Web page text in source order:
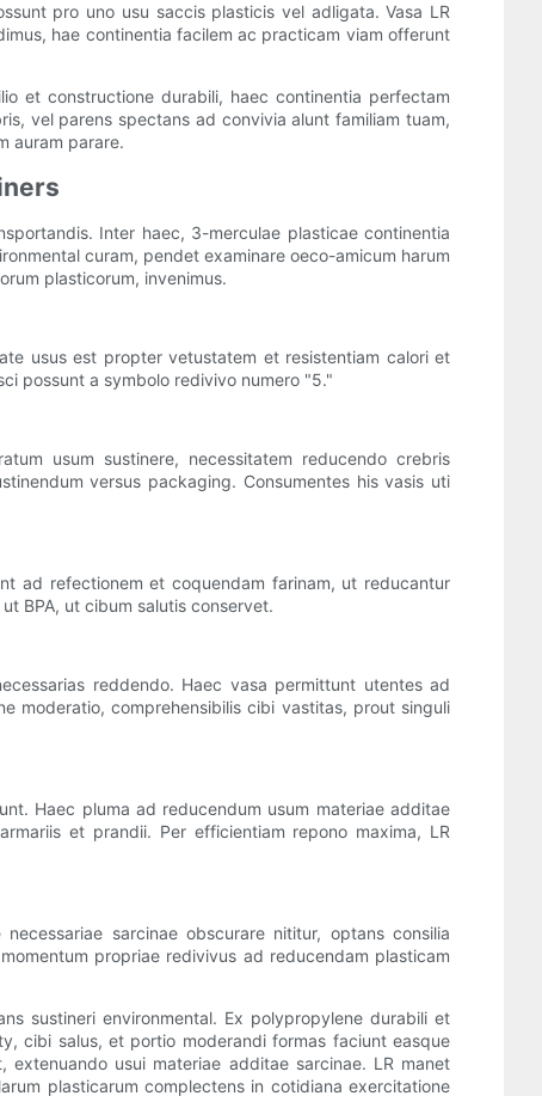
pro uno usu saccis plasticis vel adligata. Vasa LR
hae continentia facilem ac practicam viam offerunt
et constructione durabili, haec continentia perfectam
vel parens spectans ad convivia alunt familiam tuam,
auram parare.
Inter haec, 3-merculae plasticae continentia
curam, pendet examinare oeco-amicum harum
plasticorum, invenimus.
usus est propter vetustatem et resistentiam calori et
possunt a symbolo redivivo numero "5."
usum sustinere, necessitatem reducendo crebris
versus packaging. Consumentes his vasis uti
ad refectionem et coquendam farinam, ut reducantur
BPA, ut cibum salutis conservet.
reddendo. Haec vasa permittunt utentes ad
moderatio, comprehensibilis cibi vastitas, prout singuli
Haec pluma ad reducendum usum materiae additae
et prandii. Per efficientiam repono maxima, LR
sarcinae obscurare nititur, optans consilia
propriae redivivus ad reducendam plasticam
sustineri environmental. Ex polypropylene durabili et
cibi salus, et portio moderandi formas faciunt easque
usui materiae additae sarcinae. LR manet
plasticarum complectens in cotidiana exercitatione